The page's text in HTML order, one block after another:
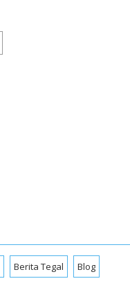
Berita Tegal Blog